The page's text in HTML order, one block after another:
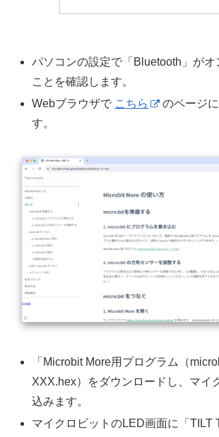
パソコンの設定で「Bluetooth」がオ
ことを確認します。
Webブラウザで こちら
のページ
す。
「Microbit More用プログラム（
XXX.hex）をダウンロードし、マイ
込みます。
マイクロビットのLED画面に「TILT